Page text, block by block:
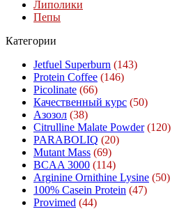
Липолики
Пепы
Категории
Jetfuel Superburn (143)
Protein Coffee (146)
Picolinate (66)
Качественный курс (50)
Азозол (38)
Citrulline Malate Powder (120)
PARABOLIQ (20)
Mutant Mass (69)
BCAA 3000 (114)
Arginine Ornithine Lysine (50)
100% Casein Protein (47)
Provimed (44)